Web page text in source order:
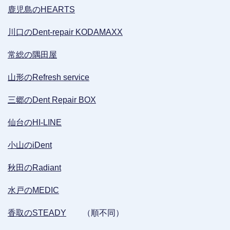
鹿児島のHEARTS
川口のDent-repair KODAMAXX
常総の隅田屋
山形のRefresh service
三郷のDent Repair BOX
仙台のHI-LINE
小山のiDent
秋田のRadiant
水戸のMEDIC
香取のSTEADY （順不同）